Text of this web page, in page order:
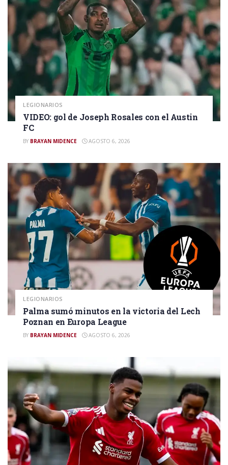
LEGIONARIOS
VIDEO: gol de Joseph Rosales con el Austin
FC
BY BRAYAN MIDENCE AGOSTO 6, 2026
LEGIONARIOS
Palma sumó minutos en la victoria del Lech
Poznan en Europa League
BY BRAYAN MIDENCE AGOSTO 6, 2026